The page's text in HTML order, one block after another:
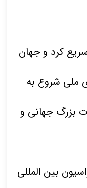
کرد و جهان
ملی شروع به
بزرگ جهانی و
بین المللی